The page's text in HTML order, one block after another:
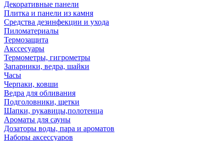
Декоративные панели
Плитка и панели из камня
Средства дезинфекции и ухода
Пиломатериалы
Термозащита
Аксcесуары
Термометры, гигрометры
Запарники, ведра, шайки
Часы
Черпаки, ковши
Ведра для обливания
Подголовники, щетки
Шапки, рукавицы,полотенца
Ароматы для сауны
Дозаторы воды, пара и ароматов
Наборы аксессуаров